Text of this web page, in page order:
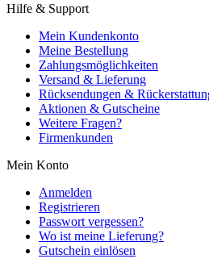
Hilfe & Support
Mein Kundenkonto
Meine Bestellung
Zahlungsmöglichkeiten
Versand & Lieferung
Rücksendungen &
Aktionen & Gutscheine
Weitere Fragen?
Firmenkunden
Mein Konto
Anmelden
Registrieren
Passwort vergessen?
Wo ist meine Lieferung?
Gutschein einlösen